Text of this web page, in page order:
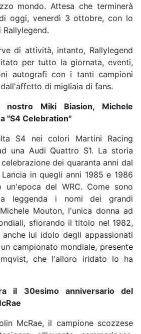
mondo. Attesa che terminerà
oggi, venerdì 3 ottobre, con lo
di attività, intanto, Rallylegend
per tutto la giornata, eventi,
autografi con i tanti campioni
di migliaia di fans.
nostro Miki Biasion, Michele
"S4 Celebration"
S4 nei colori Martini Racing
una Audi Quattro S1. La storia
dei quaranta anni dal
in quegli anni 1985 e 1986
un'epoca del WRC. Come sono
leggenda i nomi dei grandi
Mouton, l'unica donna ad
sfiorando il titolo nel 1982,
lui idolo degli appassionati
campionato mondiale, presente
che l'alloro iridato lo ha
il 30esimo anniversario del
McRae, il campione scozzese